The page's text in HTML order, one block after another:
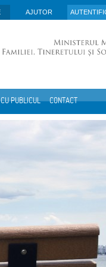
AJUTOR
PUBLICUL CONTACT